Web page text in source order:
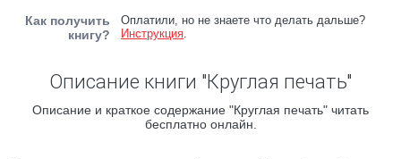
Как получить
книгу?
Оплатили, но не знаете что делать дальше?
Инструкция.
Описание книги "Круглая печать"
Описание и краткое содержание "Круглая печать" читать
бесплатно онлайн.